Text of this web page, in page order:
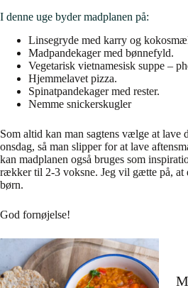
I denne uge byder madplanen på:
Linsegryde med karry og
Madpandekager med bønnefyld.
Vegetarisk vietnamesisk suppe –
Hjemmelavet pizza.
Spinatpandekager med rester.
Nemme snickerskugler
Som altid kan man sagtens vælge at lave
onsdag, så man slipper for at lave
kan madplanen også bruges som
rækker til 2-3 voksne. Jeg vil gætte på,
børn.
God fornøjelse!